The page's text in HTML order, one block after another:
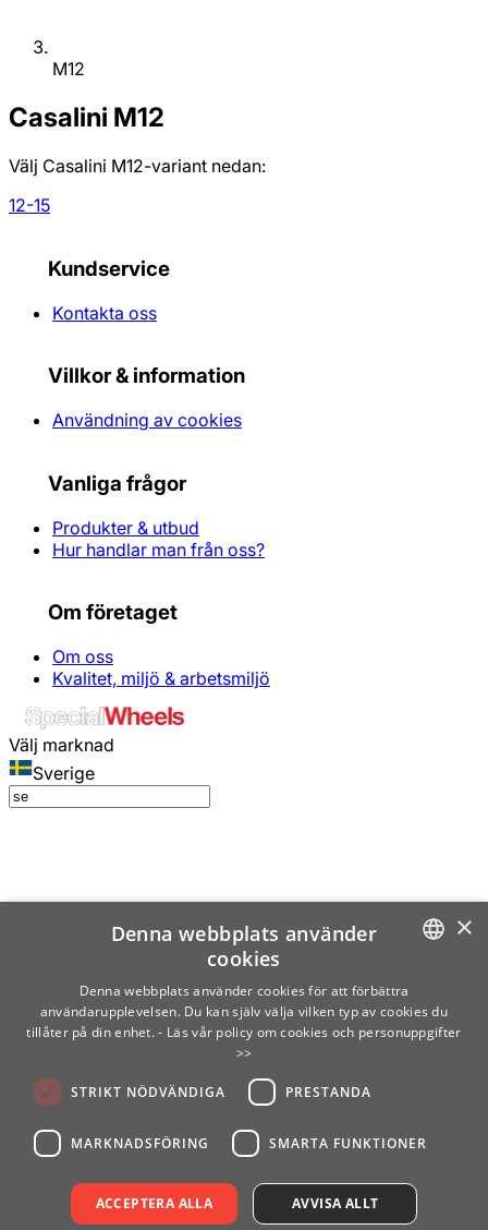
M12
Casalini M12
Välj Casalini M12-variant nedan:
12-15
Kundservice
Kontakta oss
Villkor & information
Användning av cookies
Vanliga frågor
Produkter & utbud
Hur handlar man från oss?
Om företaget
Om oss
Kvalitet, miljö & arbetsmiljö
Välj marknad
Sverige
SWEDISH
×
Denna webbplats använder
cookies
Denna webbplats använder cookies för att förbättra
användarupplevelsen. Du kan själv välja vilken typ av cookies du
tillåter på din enhet. - Läs vår policy om cookies och personuppgifter
>>
STRIKT NÖDVÄNDIGA PRESTANDA
MARKNADSFÖRING SMARTA FUNKTIONER
ACCEPTERA ALLA AVVISA ALLT